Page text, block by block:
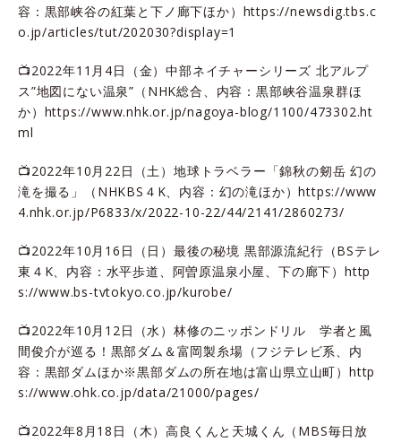
容：黒部峡谷の紅葉と下ノ廊下ほか） https://newsdig.tbs.c
o.jp/articles/tut/202030?display=1
📺2022年11月4日（金）中部ネイチャーシリーズ 北アルプ
ス”地図にない温泉”（NHK総合、内容：黒部峡谷温泉群ほ
か） https://www.nhk.or.jp/nagoya-blog/1100/473302.ht
ml
📺2022年10月22日（土）地球トラベラー「錦秋の剱岳 幻の
滝を撮る」（NHKBS４K、内容：幻の滝ほか）https://www
4.nhk.or.jp/P6833/x/2022-10-22/44/2141/2860273/
📺2022年10月16日（日）最後の秘境 黒部源流紀行（BSテレ
東４K、内容：水平歩道、阿曽原温泉小屋、下の廊下） http
s://www.bs-tvtokyo.co.jp/kurobe/
📺2022年10月12日（水）林修のニッポンドリル 学者と風
間俊介が巡る！黒部ダム＆富岡製糸場（フジテレビ系、内
容：黒部ダムほか※黒部ダムの所在地は富山県立山町） http
s://www.ohk.co.jp/data/21000/pages/
📺2022年8月18日（木）高良くんと天城くん（MBS毎日放